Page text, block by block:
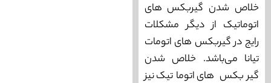
خلاص شدن گیربکس‌ های
اتوماتیک از دیگر مشکلات
رایج در گیربکس های اتومات
تیانا می‌باشد. خلاص شدن
گیربکس ‌های اتوماتیک نیز